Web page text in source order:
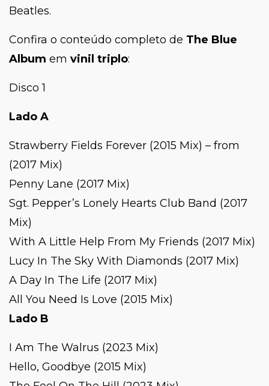
Beatles.
Confira o conteúdo completo de The Blue
Album em vinil triplo:
Disco 1
Lado A
Strawberry Fields Forever (2015 Mix) – from
(2017 Mix)
Penny Lane (2017 Mix)
Sgt. Pepper’s Lonely Hearts Club Band (2017
Mix)
With A Little Help From My Friends (2017 Mix)
Lucy In The Sky With Diamonds (2017 Mix)
A Day In The Life (2017 Mix)
All You Need Is Love (2015 Mix)
Lado B
I Am The Walrus (2023 Mix)
Hello, Goodbye (2015 Mix)